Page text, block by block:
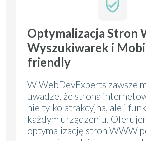
Optymalizacja Stron
Wyszukiwarek i
friendly
W WebDevExperts zawsze
uwadze, że strona
nie tylko atrakcyjna, ale i
każdym urządzeniu.
optymalizację stron WWW